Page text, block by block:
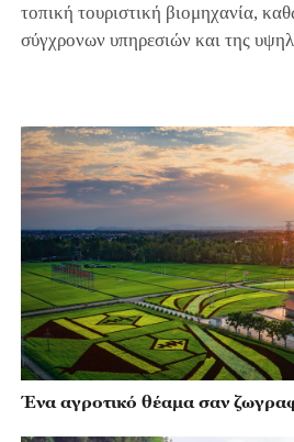
τοπική τουριστική βιομηχανία,
σύγχρονων υπηρεσιών και της
Ένα αγροτικό θέαμα σαν